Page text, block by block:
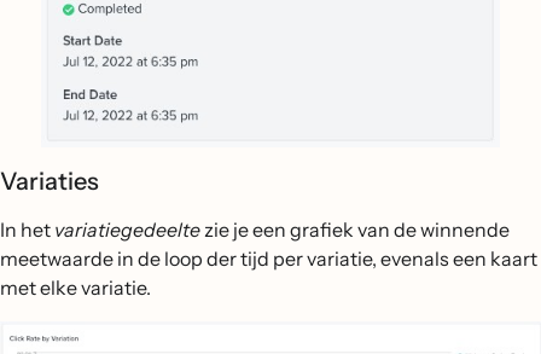
Variaties
In het variatiegedeelte zie je een grafiek van de winnende
meetwaarde in de loop der tijd per variatie, evenals een kaart
met elke variatie.